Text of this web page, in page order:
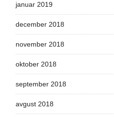
januar 2019
december 2018
november 2018
oktober 2018
september 2018
avgust 2018